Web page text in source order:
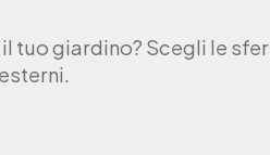
tuo giardino? Scegli le